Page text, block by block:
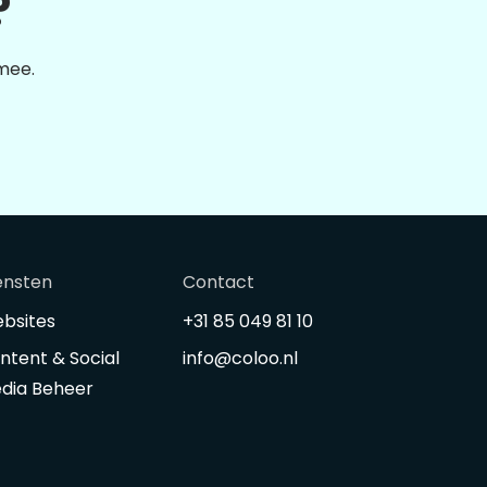
Contact
+31 85 049 81 10
info@coloo.nl
& Social
Beheer